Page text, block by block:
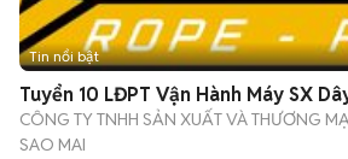
Tin nổi bật
Tuyển 10 LĐPT Vận Hành Máy SX
CÔNG TY TNHH SẢN XUẤT VÀ THƯƠNG
SAO MAI